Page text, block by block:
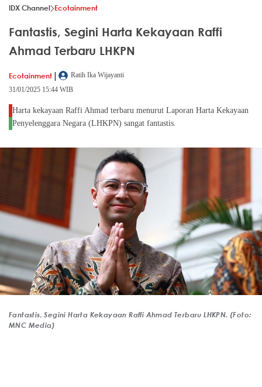
IDX Channel Ecotainment
Fantastis, Segini Harta Kekayaan Raffi
Ahmad Terbaru LHKPN
Ecotainment |
Ratih Ika Wijayanti
31/01/2025 15:44 WIB
Harta kekayaan Raffi Ahmad terbaru menurut Laporan Harta Kekayaan
Penyelenggara Negara (LHKPN) sangat fantastis.
Fantastis, Segini Harta Kekayaan Raffi Ahmad Terbaru LHKPN. (Foto:
MNC Media)